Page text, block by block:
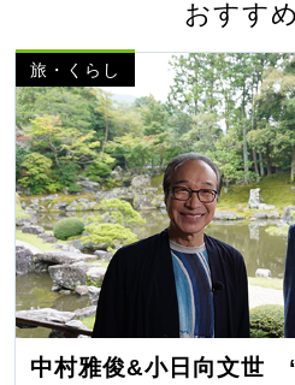
おすす
旅・くらし
中村雅俊&小日向文世